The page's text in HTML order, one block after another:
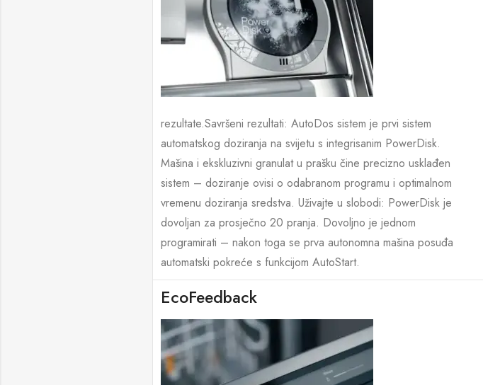
rezultate.Savršeni rezultati: AutoDos sistem je prvi sistem
automatskog doziranja na svijetu s integrisanim PowerDisk.
Mašina i ekskluzivni granulat u prašku čine precizno usklađen
sistem – doziranje ovisi o odabranom programu i optimalnom
vremenu doziranja sredstva. Uživajte u slobodi: PowerDisk je
dovoljan za prosječno 20 pranja. Dovoljno je jednom
programirati – nakon toga se prva autonomna mašina posuđa
automatski pokreće s funkcijom AutoStart.
EcoFeedback